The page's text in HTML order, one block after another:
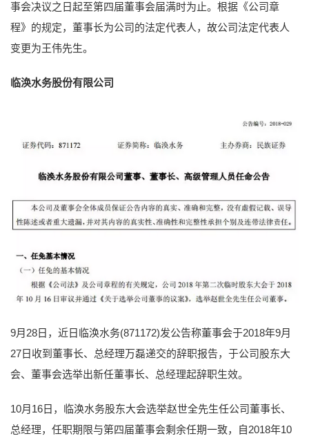
事会决议之日起至第四届董事会届满时为止。根据《公司章
程》的规定，董事长为公司的法定代表人，故公司法定代表人
变更为王伟先生。
临涣水务股份有限公司
9月28日，近日临涣水务(871172)发公告称董事会于2018年9月
27日收到董事长、总经理万磊递交的辞职报告，于公司股东大
会、董事会选举出新任董事长、总经理起辞职生效。
10月16日，临涣水务股东大会选举赵世全先生任公司董事长、
总经理，任职期限与第四届董事会剩余任期一致，自2018年10